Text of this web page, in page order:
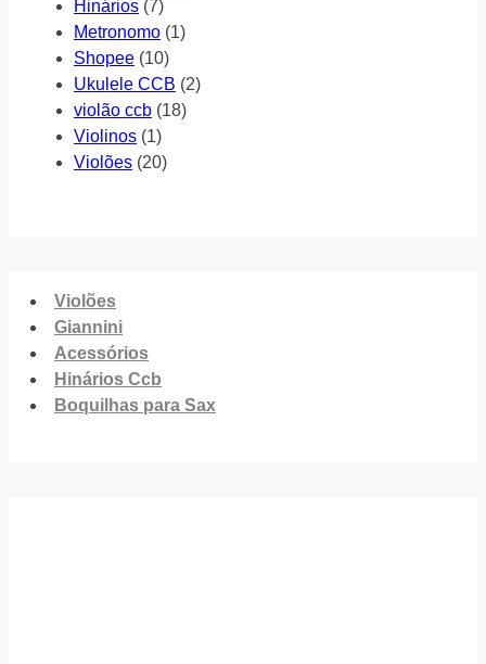
Hinários (7)
Metronomo (1)
Shopee (10)
Ukulele CCB (2)
violão ccb (18)
Violinos (1)
Violões (20)
Violões
Giannini
Acessórios
Hinários Ccb
Boquilhas para Sax